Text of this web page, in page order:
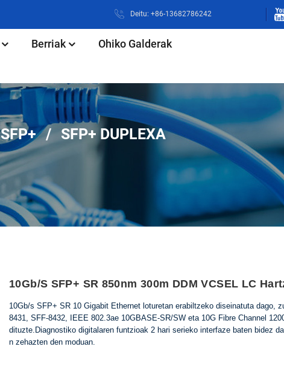
Deitu: +86-13682786242
Berriak
Ohiko Galderak
SFP+ SFP+ DUPLEXA
10Gb/s SFP+ SR 850nm 300m DDM VCSEL LC
10Gb/s SFP+ SR 10 Gigabit Ethernet loturetan erabiltzeko diseinatuta dago,
8431, SFF-8432, IEEE 802.3ae 10GBASE-SR/SW eta 10G Fibre Channel
dituzte.Diagnostiko digitalaren funtzioak 2 hari serieko interfaze baten bidez
n zehazten den moduan.